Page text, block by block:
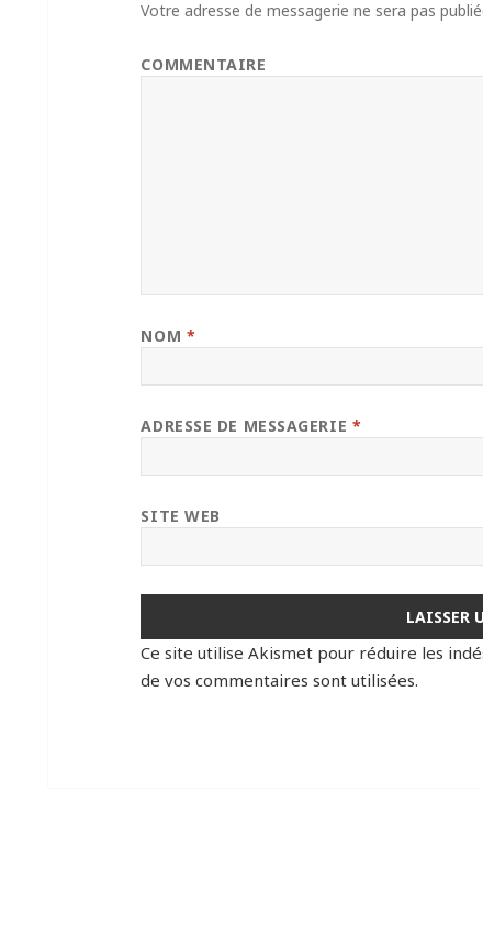
Votre adresse de messagerie ne sera pas
COMMENTAIRE
NOM *
ADRESSE DE MESSAGERIE *
SITE WEB
Ce site utilise Akismet pour réduire les
de vos commentaires sont utilisées.